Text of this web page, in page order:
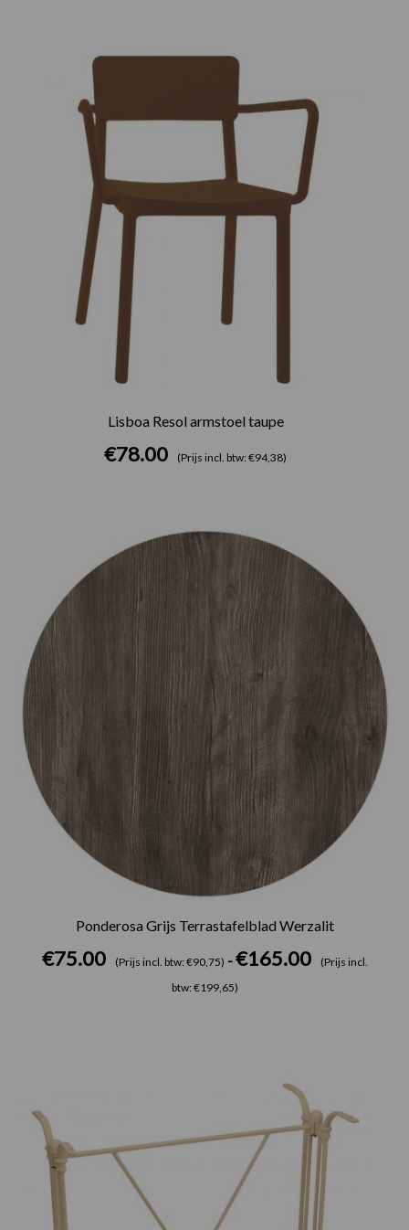
Lisboa Resol armstoel taupe
€78.00 (Prijs incl. btw: €94,38)
Ponderosa Grijs Terrastafelblad Werzalit
€75.00 (Prijs incl. btw: €90,75) - €165.00
(Prijs incl.
btw: €199,65)
Prijsklasse:
€75.00
€165.00